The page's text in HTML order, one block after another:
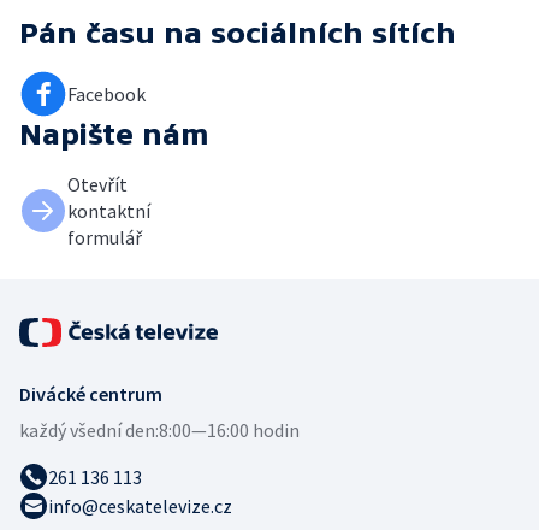
Pán času na sociálních sítích
Facebook
Napište nám
Otevřít
kontaktní
formulář
Divácké centrum
každý všední den:8:00—16:00 hodin
261 136 113
info@ceskatelevize.cz